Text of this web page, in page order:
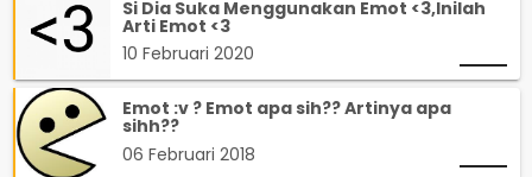
Si Dia Suka Menggunakan Emot <3,Inilah
Arti Emot <3
10 Februari 2020
Emot :v ? Emot apa sih?? Artinya apa
sihh??
06 Februari 2018